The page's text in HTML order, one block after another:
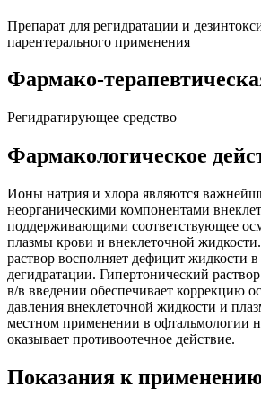
Препарат для регидратации и
парентерального применения
Фармако-
Регидратирующее средство
Фармакологическое
Ионы натрия и хлора являются
неорганическими компонентами
поддерживающими соответствующее
плазмы крови и внеклеточной
раствор восполняет дефицит жидкости
дегидратации. Гипертонический
в/в введении обеспечивает коррекцию
давления внеклеточной жидкости и
местном применении в офтальмологии
оказывает противоотечное действие.
Показания к